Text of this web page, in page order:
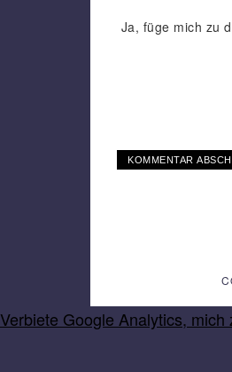
Ja, füge mich zu
Verbiete Google Analytics, mich